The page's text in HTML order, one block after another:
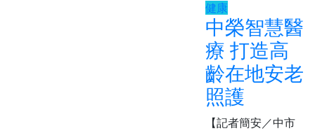
健康
中榮智慧醫
療 打造高
齡在地安老
照護
【記者簡安／中市